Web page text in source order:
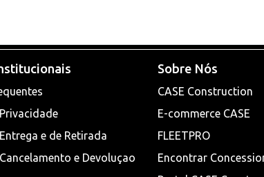
e de Retirada
e Devoluçao
Sobre Nós
CASE Construction
E-commerce CASE
FLEETPRO
Encontrar